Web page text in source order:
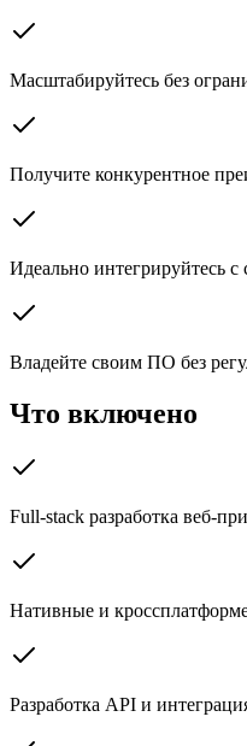
Масштабируйтесь без
Получите конкурентное
Идеально интегрируйтесь
Владейте своим ПО без
Что включено
Full-stack разработка веб-
Нативные и
Разработка API и